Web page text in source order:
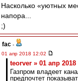
Насколько «уютных
напора...
;)
fac -
01 апр 2018 12:02
teorver » 01 апр 2018
Газпром владеет
предпочтет